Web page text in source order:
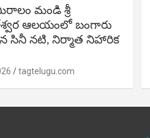
మండి శ్రీ
ఆలయంలో బంగారు
సినీ నటి, నిర్మాత నిహారిక
tagtelugu.com